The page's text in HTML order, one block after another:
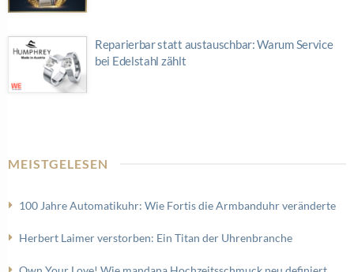
Reparierbar statt austauschbar: Warum Service
bei Edelstahl zählt
MEISTGELESEN
100 Jahre Automatikuhr: Wie Fortis die Armbanduhr veränderte
Herbert Laimer verstorben: Ein Titan der Uhrenbranche